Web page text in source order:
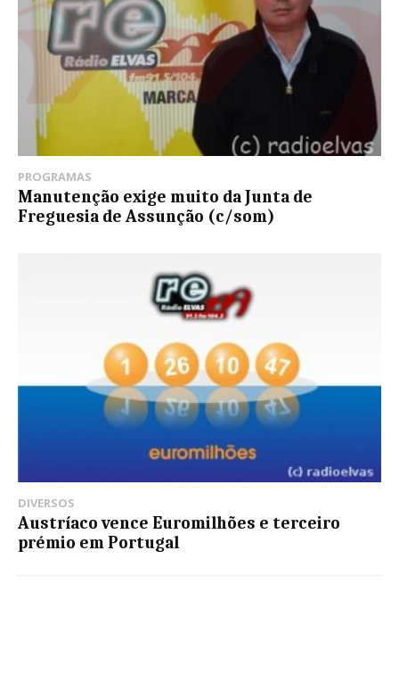
PROGRAMAS
Manutenção exige muito da Junta de
Freguesia de Assunção (c/som)
DIVERSOS
Austríaco vence Euromilhões e terceiro
prémio em Portugal